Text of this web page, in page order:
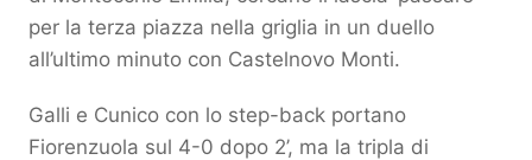
per la terza piazza nella griglia in un duello
all’ultimo minuto con Castelnovo Monti.
Galli e Cunico con lo step-back portano
Fiorenzuola sul 4-0 dopo 2’, ma la tripla di